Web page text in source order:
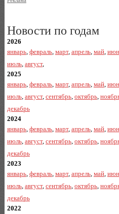
Новости по годам
2026
январь, февраль, март, апрель, май,
июль, август,
2025
январь, февраль, март, апрель, май,
июль, август, сентябрь, октябрь,
декабрь
2024
январь, февраль, март, апрель, май,
июль, август, сентябрь, октябрь,
декабрь
2023
январь, февраль, март, апрель, май,
июль, август, сентябрь, октябрь,
декабрь
2022